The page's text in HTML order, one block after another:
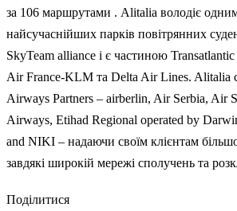
за 106 маршрутами . Alitalia володіє
найсучаснійших парків повітрянних
SkyTeam alliance і є частиною
Air France-KLM та Delta Air Lines. Alitalia
Airways Partners – airberlin, Air Serbia, Air
Airways, Etihad Regional operated by
and NIKI – надаючи своїм клієнтам
завдякі широкій мережі сполучень та
Поділитися